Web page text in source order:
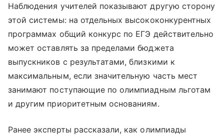
Наблюдения учителей показывают другую сторону
этой системы: на отдельных высококонкурентных
программах общий конкурс по ЕГЭ действительно
может оставлять за пределами бюджета
выпускников с результатами, близкими к
максимальным, если значительную часть мест
занимают поступающие по олимпиадным льготам
и другим приоритетным основаниям.
Ранее эксперты рассказали, как олимпиады